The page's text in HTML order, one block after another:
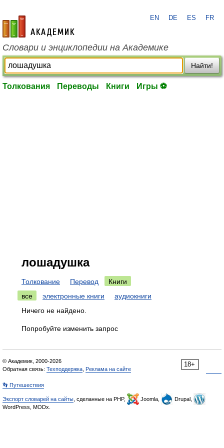
academic.ru
EN DE ES FR
Словари и энциклопедии на Академике
Найти!
Толкования Переводы Книги Игры ⚽
лошадушка
Толкование Перевод
Книги
все
электронные книги
аудиокниги
Ничего не найдено.
Попробуйте изменить запрос
18+
© Академик, 2000-2026
Обратная связь: Техподдержка Реклама на сайте
👣 Путешествия
Экспорт словарей на сайты , сделанные на PHP, Joomla,
Drupal,
WordPress, MODx.